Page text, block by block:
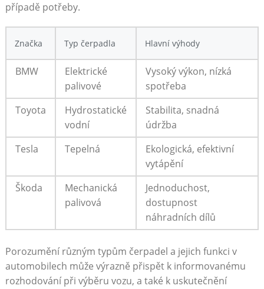
případě potřeby.
Značka Typ čerpadla Hlavní ⁢výhody
BMW
Elektrické⁣
palivové
Vysoký výkon, nízká
spotřeba
Toyota
Hydrostatické​
vodní
Stabilita, ​snadná
‍údržba
Tesla
Tepelná
Ekologická,⁤ efektivní
vytápění
Škoda
Mechanická
palivová
Jednoduchost,
dostupnost
náhradních dílů
Porozumění různým typům‌ čerpadel a‍ jejich funkci v
automobilech může výrazně přispět k ‌informovanému
rozhodování‍ při výběru vozu,⁤ a také k‍ uskutečnění